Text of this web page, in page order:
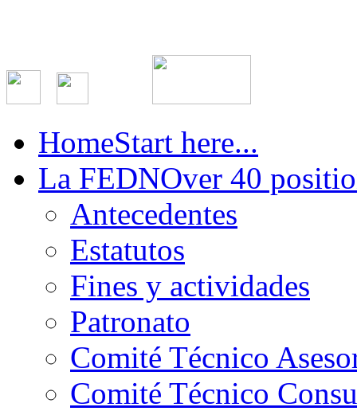
HomeStart here...
La FEDNOver 40
Antecedentes
Estatutos
Fines y actividades
Patronato
Comité Técnico
Comité Técnico